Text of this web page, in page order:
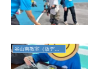
谷山南教室（放デイ）